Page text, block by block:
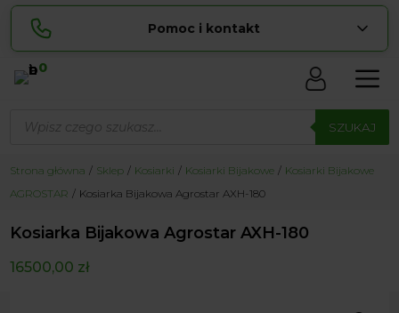
Pomoc i kontakt
Lucyna
pokaż numer
534 853 ... pokaż numer
biuro@ ...
0
produktów SZUKAJ
Strona główna Sklep Kosiarki Kosiarki Bijakowe
Kosiarki Bijakowe
AGROSTAR
Kosiarka Bijakowa Agrostar AXH-180
Kosiarka Bijakowa Agrostar AXH-180
16500,00 zł